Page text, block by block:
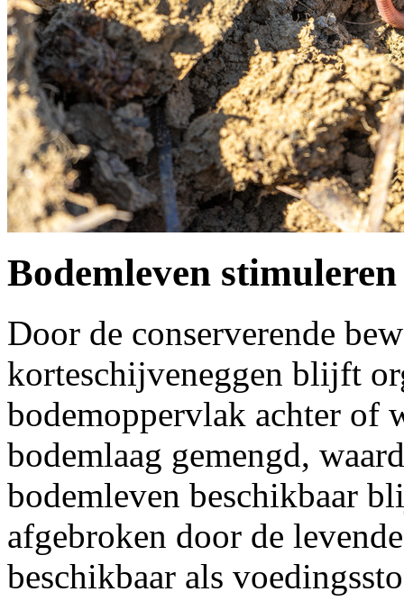
Bodemleven stimuleren
Door de conserverende
korteschijveneggen blijft
bodemoppervlak achter of
bodemlaag gemengd,
bodemleven beschikbaar
afgebroken door de
beschikbaar als